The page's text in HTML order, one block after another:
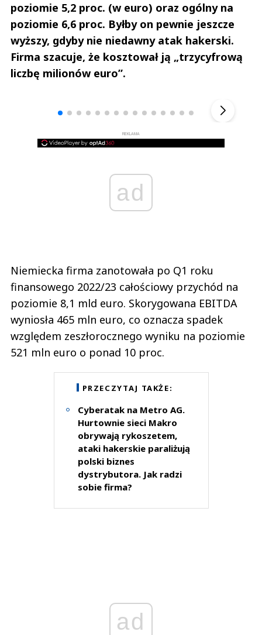
poziomie 5,2 proc. (w euro) oraz ogólny na
poziomie 6,6 proc. Byłby on pewnie jeszcze
wyższy, gdyby nie niedawny atak hakerski.
Firma szacuje, że kosztował ją „trzycyfrową
liczbę milionów euro”.
REKLAMA
ad
Niemiecka firma zanotowała po Q1 roku
finansowego 2022/23 całościowy przychód na
poziomie 8,1 mld euro. Skorygowana EBITDA
wyniosła 465 mln euro, co oznacza spadek
względem zeszłorocznego wyniku na poziomie
521 mln euro o ponad 10 proc.
PRZECZYTAJ TAKŻE:
Cyberatak na Metro AG.
Hurtownie sieci Makro
obrywają rykoszetem,
ataki hakerskie paraliżują
polski biznes
dystrybutora. Jak radzi
sobie firma?
ad